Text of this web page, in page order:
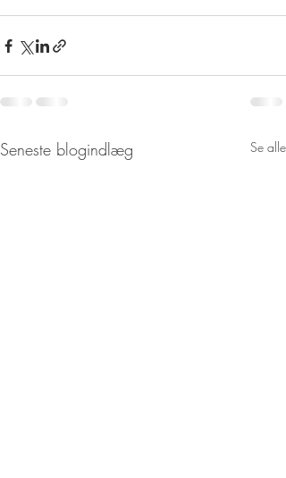
Seneste blogindlæg Se alle